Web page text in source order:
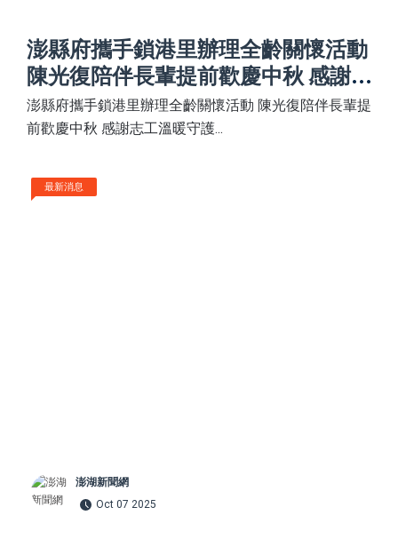
澎縣府攜手鎖港里辦理全齡關懷活動
陳光復陪伴長輩提前歡慶中秋 感謝
志工溫暖守護
澎縣府攜手鎖港里辦理全齡關懷活動 陳光復陪伴長輩提
前歡慶中秋 感謝志工溫暖守護...
最新消息
澎湖新聞網
Oct 07 2025